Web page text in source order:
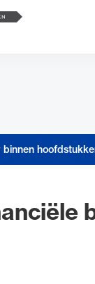
binnen
van
van